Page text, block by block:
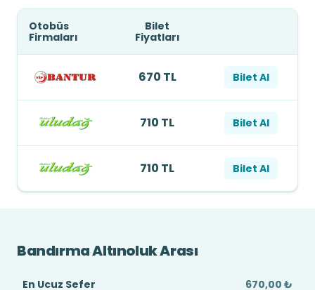
Otobüs
Firmaları
Bilet
Fiyatları
670 TL Bilet Al
710 TL Bilet Al
710 TL Bilet Al
Bandırma Altınoluk Arası
En Ucuz Sefer
670,00 ₺